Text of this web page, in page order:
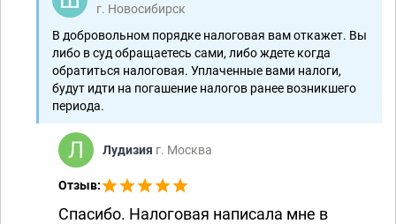
г. Новосибирск
В добровольном порядке налоговая вам откажет. Вы
либо в суд обращаетесь сами, либо ждете когда
обратиться налоговая. Уплаченные вами налоги,
будут идти на погашение налогов ранее возникшего
периода.
Лудизия г. Москва
Отзыв:
Спасибо. Налоговая написала мне в